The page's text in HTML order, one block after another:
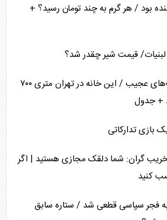
بود / هر گرم به چند تومان رسید؟ +
قیمت شیر چقدر شد؟
خرید آپارتمان با قیمت‌های عجیب / این خانه در تهران متری ۷۰۰
+ جدول
بازی تدارکاتی
گران: شما دلقک مجازی هستید | اگر
کنید
به فجر سپاسی قطعی شد / ستاره سابق